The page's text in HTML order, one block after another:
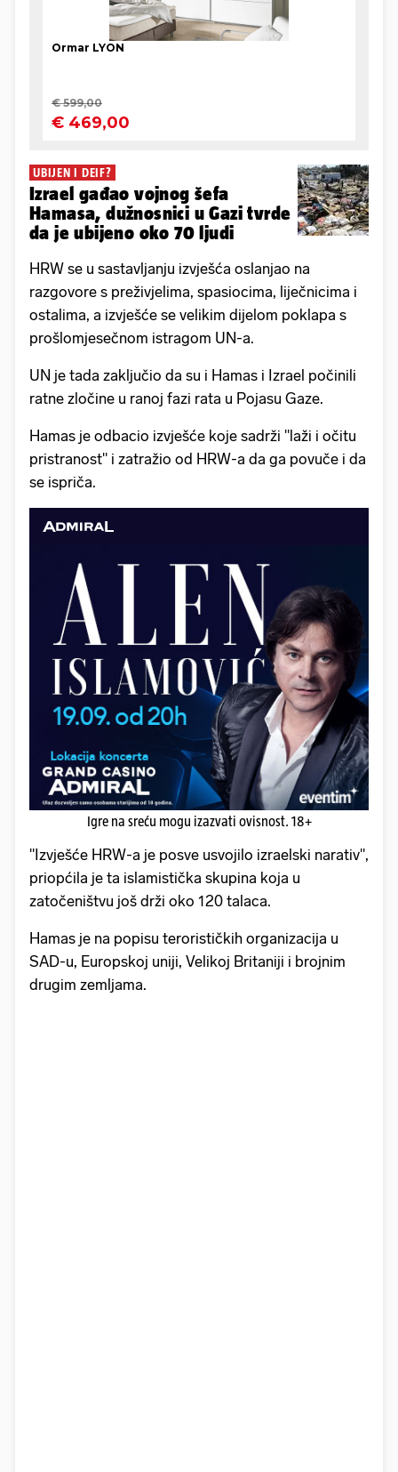
UBIJEN I DEIF?
Izrael gađao vojnog šefa
Hamasa, dužnosnici u Gazi tvrde
da je ubijeno oko 70 ljudi
HRW se u sastavljanju izvješća oslanjao na
razgovore s preživjelima, spasiocima, liječnicima i
ostalima, a izvješće se velikim dijelom poklapa s
prošlomjesečnom istragom UN-a.
UN je tada zaključio da su i Hamas i Izrael počinili
ratne zločine u ranoj fazi rata u Pojasu Gaze.
Hamas je odbacio izvješće koje sadrži "laži i očitu
pristranost" i zatražio od HRW-a da ga povuče i da
se ispriča.
Igre na sreću mogu izazvati ovisnost. 18+
"Izvješće HRW-a je posve usvojilo izraelski narativ",
priopćila je ta islamistička skupina koja u
zatočeništvu još drži oko 120 talaca.
Hamas je na popisu terorističkih organizacija u
SAD-u, Europskoj uniji, Velikoj Britaniji i brojnim
drugim zemljama.